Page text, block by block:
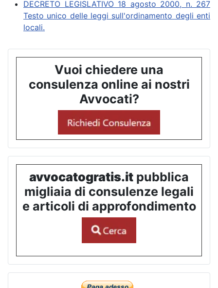
DECRETO LEGISLATIVO 18 agosto 2000, n. 267
Testo unico delle leggi sull'ordinamento degli enti
locali.
Vuoi chiedere una
consulenza online ai nostri
Avvocati?
avvocatogratis.it pubblica
migliaia di consulenze legali
e articoli di approfondimento